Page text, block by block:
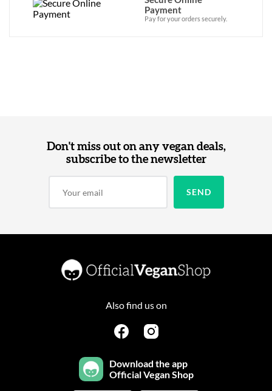
Payment
Pay for your orders securely.
Don't miss out on any vegan deals,
subscribe to the newsletter
Also find us on
Download the app
Official Vegan Shop